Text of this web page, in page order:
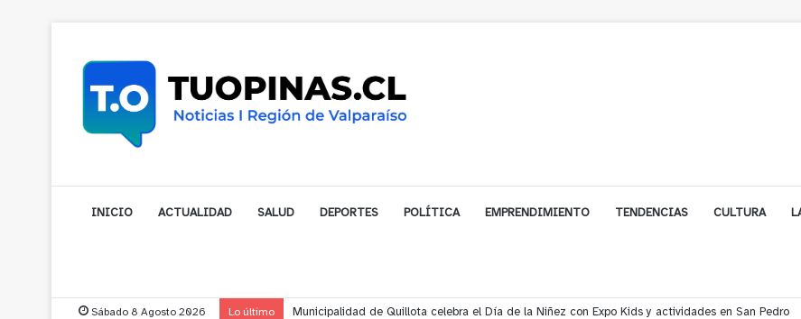
INICIO ACTUALIDAD SALUD DEPORTES POLÍTICA EMPRENDIMIENTO TENDENCIAS CULTURA
Sábado 8 Agosto 2026 Lo último Municipalidad de Nogales impulsa inversión de más de $125 millones para mejorar el sector El